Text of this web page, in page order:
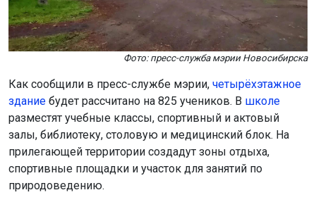
Фото: пресс-служба мэрии Новосибирска
Как сообщили в пресс-службе мэрии, четырёхэтажное
здание будет рассчитано на 825 учеников. В школе
разместят учебные классы, спортивный и актовый
залы, библиотеку, столовую и медицинский блок. На
прилегающей территории создадут зоны отдыха,
спортивные площадки и участок для занятий по
природоведению.